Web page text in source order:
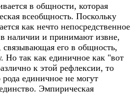
в общности, которая
всеобщность. Поскольку
как нечто непосредственное
наличии и принимают извне,
связывающая его в общность,
Но так как единичное как "вот
к этой рефлексии, то
единичное не могут
Эмпирическая